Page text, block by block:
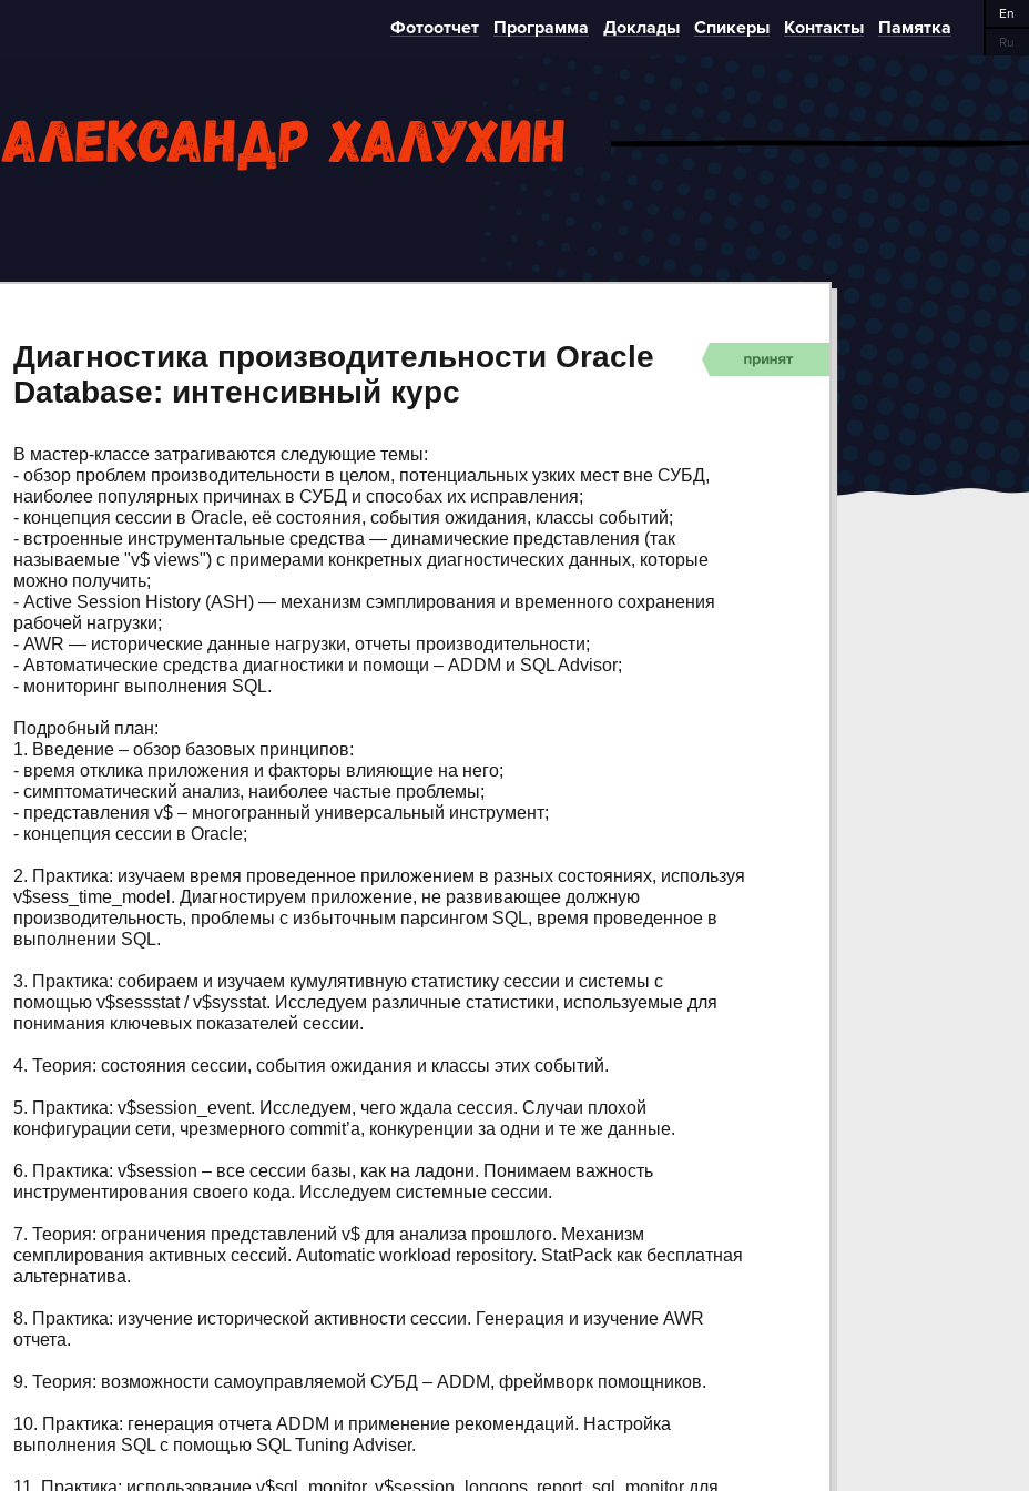
Фотоотчет Программа Доклады Спикеры Контакты Памятка
En
Ru
Александр Халухин
Диагностика производительности Oracle
Database: интенсивный курс
В мастер-классе затрагиваются следующие темы:
- обзор проблем производительности в целом, потенциальных узких мест вне СУБД,
наиболее популярных причинах в СУБД и способах их исправления;
- концепция сессии в Oracle, её состояния, события ожидания, классы событий;
- встроенные инструментальные средства — динамические представления (так
называемые "v$ views") с примерами конкретных диагностических данных, которые
можно получить;
- Active Session History (ASH) — механизм сэмплирования и временного сохранения
рабочей нагрузки;
- AWR — исторические данные нагрузки, отчеты производительности;
- Автоматические средства диагностики и помощи – ADDM и SQL Advisor;
- мониторинг выполнения SQL.
Подробный план:
1. Введение – обзор базовых принципов:
- время отклика приложения и факторы влияющие на него;
- симптоматический анализ, наиболее частые проблемы;
- представления v$ – многогранный универсальный инструмент;
- концепция сессии в Oracle;
2. Практика: изучаем время проведенное приложением в разных состояниях, используя
v$sess_time_model. Диагностируем приложение, не развивающее должную
производительность, проблемы с избыточным парсингом SQL, время проведенное в
выполнении SQL.
3. Практика: собираем и изучаем кумулятивную статистику сессии и системы с
помощью v$sessstat / v$sysstat. Исследуем различные статистики, используемые для
понимания ключевых показателей сессии.
4. Теория: состояния сессии, события ожидания и классы этих событий.
5. Практика: v$session_event. Исследуем, чего ждала сессия. Случаи плохой
конфигурации сети, чрезмерного commit’а, конкуренции за одни и те же данные.
6. Практика: v$session – все сессии базы, как на ладони. Понимаем важность
инструментирования своего кода. Исследуем системные сессии.
7. Теория: ограничения представлений v$ для анализа прошлого. Механизм
семплирования активных сессий. Automatic workload repository. StatPack как бесплатная
альтернатива.
8. Практика: изучение исторической активности сессии. Генерация и изучение AWR
отчета.
9. Теория: возможности самоуправляемой СУБД – ADDM, фреймворк помощников.
10. Практика: генерация отчета ADDM и применение рекомендаций. Настройка
выполнения SQL с помощью SQL Tuning Adviser.
11. Практика: использование v$sql_monitor, v$session_longops, report_sql_monitor для